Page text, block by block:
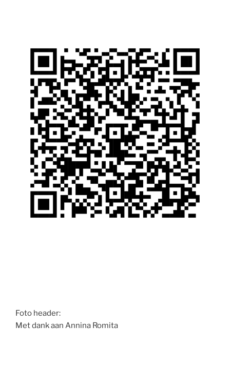
Foto header:
Met dank aan Annina Romita